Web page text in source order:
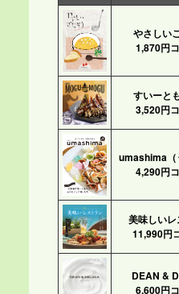
やさしい
1,870円
すいーと
3,520円
umashima（
4,290円
美味しい
11,990円
DEAN &
6,600円